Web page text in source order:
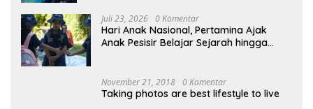
Juli 23, 2026 0 Komentar
Hari Anak Nasional, Pertamina Ajak
Anak Pesisir Belajar Sejarah hingga
November 21, 2018 0 Komentar
Taking photos are best lifestyle to live